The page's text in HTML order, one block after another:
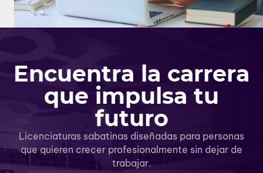
Encuentra la carrera
que impulsa tu
futuro
Licenciaturas sabatinas diseñadas para personas
que quieren crecer profesionalmente sin dejar de
trabajar.